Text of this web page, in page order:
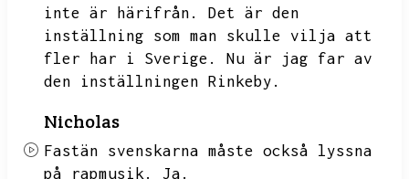
inte är härifrån.
Det är den
inställning som man skulle vilja att
fler har i Sverige.
Nu är jag far av
den inställningen Rinkeby.
Nicholas
Fastän svenskarna måste också lyssna
på rapmusik.
Ja.